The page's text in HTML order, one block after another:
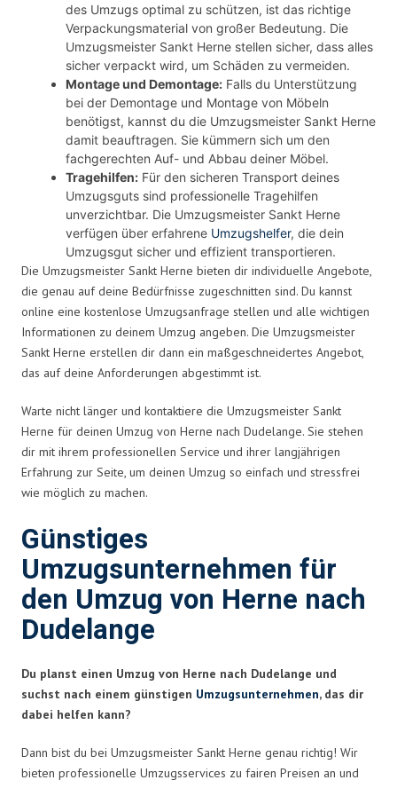
des Umzugs optimal zu schützen, ist das richtige
Verpackungsmaterial von großer Bedeutung. Die
Umzugsmeister Sankt Herne stellen sicher, dass alles
sicher verpackt wird, um Schäden zu vermeiden.
Montage und Demontage: Falls du Unterstützung
bei der Demontage und Montage von Möbeln
benötigst, kannst du die Umzugsmeister Sankt Herne
damit beauftragen. Sie kümmern sich um den
fachgerechten Auf- und Abbau deiner Möbel.
Tragehilfen: Für den sicheren Transport deines
Umzugsguts sind professionelle Tragehilfen
unverzichtbar. Die Umzugsmeister Sankt Herne
verfügen über erfahrene Umzugshelfer, die dein
Umzugsgut sicher und effizient transportieren.
Die Umzugsmeister Sankt Herne bieten dir individuelle Angebote,
die genau auf deine Bedürfnisse zugeschnitten sind. Du kannst
online eine kostenlose Umzugsanfrage stellen und alle wichtigen
Informationen zu deinem Umzug angeben. Die Umzugsmeister
Sankt Herne erstellen dir dann ein maßgeschneidertes Angebot,
das auf deine Anforderungen abgestimmt ist.
Warte nicht länger und kontaktiere die Umzugsmeister Sankt
Herne für deinen Umzug von Herne nach Dudelange. Sie stehen
dir mit ihrem professionellen Service und ihrer langjährigen
Erfahrung zur Seite, um deinen Umzug so einfach und stressfrei
wie möglich zu machen.
Günstiges
Umzugsunternehmen für
den Umzug von Herne nach
Dudelange
Du planst einen Umzug von Herne nach Dudelange und
suchst nach einem günstigen Umzugsunternehmen, das dir
dabei helfen kann?
Dann bist du bei Umzugsmeister Sankt Herne genau richtig! Wir
bieten professionelle Umzugsservices zu fairen Preisen an und